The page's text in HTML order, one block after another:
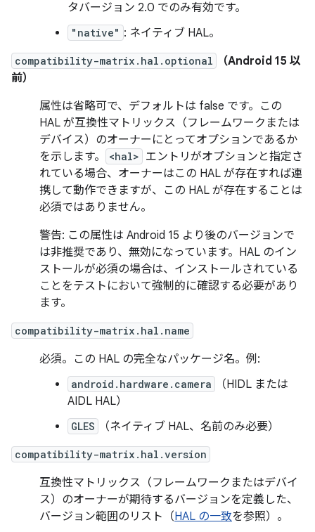
タバージョン 2.0 でのみ有効です。
"native" : ネイティブ HAL。
compatibility-matrix.hal.optional
（Android 15 以
前）
属性は省略可で、デフォルトは false です。この
HAL が互換性マトリックス（フレームワークまたは
デバイス）のオーナーにとってオプションであるか
を示します。
<hal> エントリがオプションと指定さ
れている場合、オーナーはこの HAL が存在すれば連
携して動作できますが、この HAL が存在することは
必須ではありません。
警告: この属性は Android 15 より後のバージョンで
は非推奨であり、無効になっています。HAL のイン
ストールが必須の場合は、インストールされている
ことをテストにおいて強制的に確認する必要があり
ます。
compatibility-matrix.hal.name
必須。この HAL の完全なパッケージ名。例:
android.hardware.camera
（HIDL または
AIDL HAL）
GLES （ネイティブ HAL、名前のみ必要）
compatibility-matrix.hal.version
互換性マトリックス（フレームワークまたはデバイ
ス）のオーナーが期待するバージョンを定義した、
バージョン範囲のリスト（HAL の一致を参照）。